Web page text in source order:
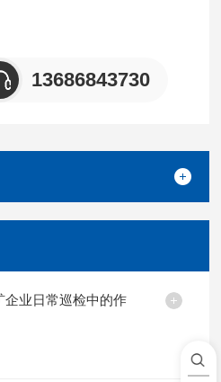
13686843730
企业日常巡检中的作